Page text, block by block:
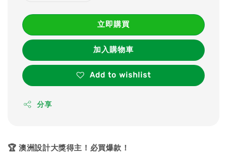
立即購買
加入購物車
Add to wishlist
分享
🏆 澳洲設計大獎得主！必買爆款！